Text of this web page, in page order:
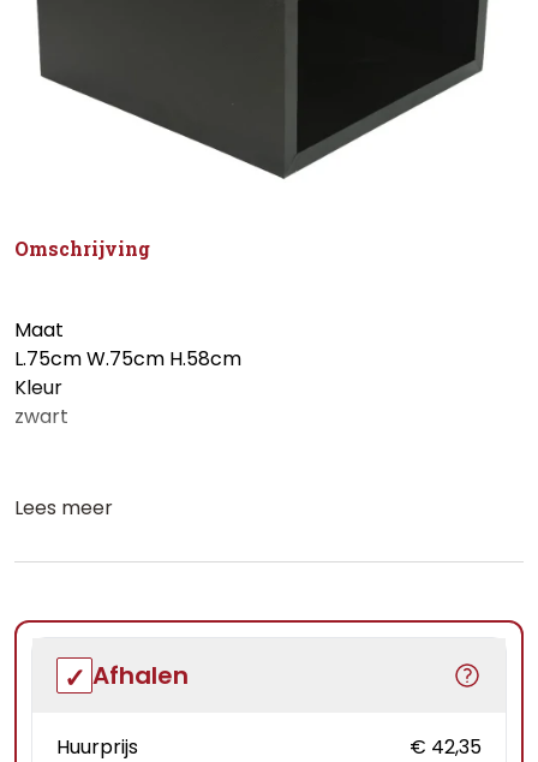
Omschrijving
Maat
L.75cm W.75cm H.58cm
Kleur
zwart
Lees meer
Afhalen
Huurprijs
€ 42,35